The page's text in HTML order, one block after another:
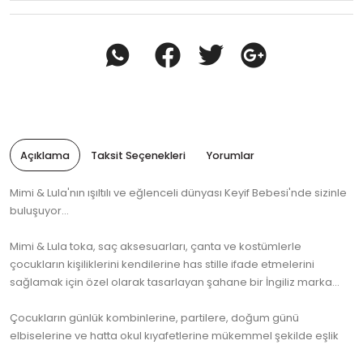
Açıklama Taksit Seçenekleri Yorumlar
Mimi & Lula'nın ışıltılı ve eğlenceli dünyası Keyif Bebesi'nde sizinle
buluşuyor...
Mimi & Lula toka, saç aksesuarları, çanta ve kostümlerle
çocukların kişiliklerini kendilerine has stille ifade etmelerini
sağlamak için özel olarak tasarlayan şahane bir İngiliz marka...
Çocukların günlük kombinlerine, partilere, doğum günü
elbiselerine ve hatta okul kıyafetlerine mükemmel şekilde eşlik